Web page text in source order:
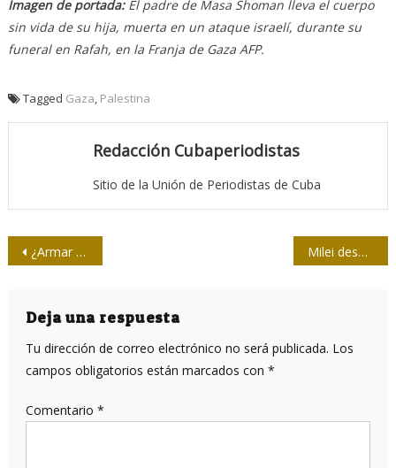
Imagen de portada:El padre de Masa Shoman lleva el cuerpo
sin vida de su hija, muerta en un ataque israelí, durante su
funeral en Rafah, en la Franja de Gaza AFP.
Tagged Gaza Palestina
Redacción Cubaperiodistas
Sitio de la Unión de Periodistas de Cuba
Navegación
entradas
¿Armar a un Estado genocida para pedirle luego moderación? Milei desguaza a Aerolíneas Argentinas
Deja una respuesta
Tu dirección de correo electrónico no será publicada. Los
campos obligatorios están marcados con *
Comentario *